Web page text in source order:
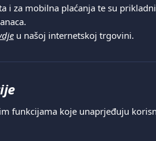
i za mobilna plaćanja te su
u našoj internetskoj trgovini.
funkcijama koje unaprjeđuju